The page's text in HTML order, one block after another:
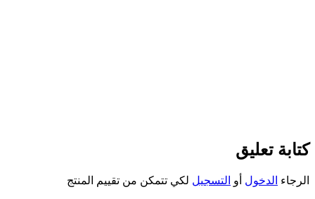
كتابة تعليق
الرجاء الدخول أو التسجيل لكي تتمكن من تقييم المنتج